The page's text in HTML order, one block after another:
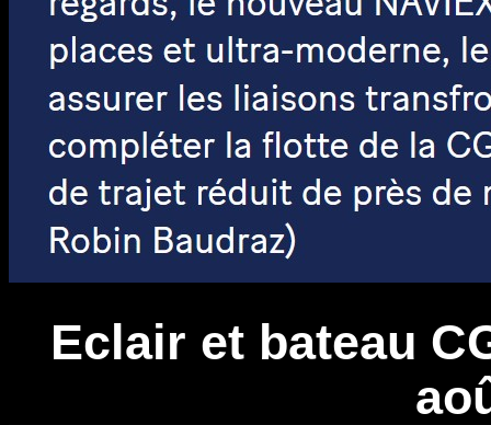
Eclair et bateau